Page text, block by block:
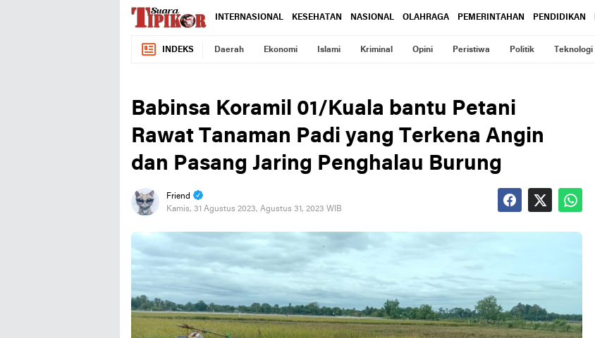
INTERNASIONAL KESEHATAN NASIONAL OLAHRAGA PEMERINTAHAN PENDIDIKAN
INDEKS Daerah Ekonomi Islami Kriminal Opini Peristiwa Politik Teknologi
Babinsa Koramil 01/Kuala bantu Petani
Rawat Tanaman Padi yang Terkena Angin
dan Pasang Jaring Penghalau Burung
Friend
Kamis, 31 Agustus 2023, Agustus 31, 2023 WIB